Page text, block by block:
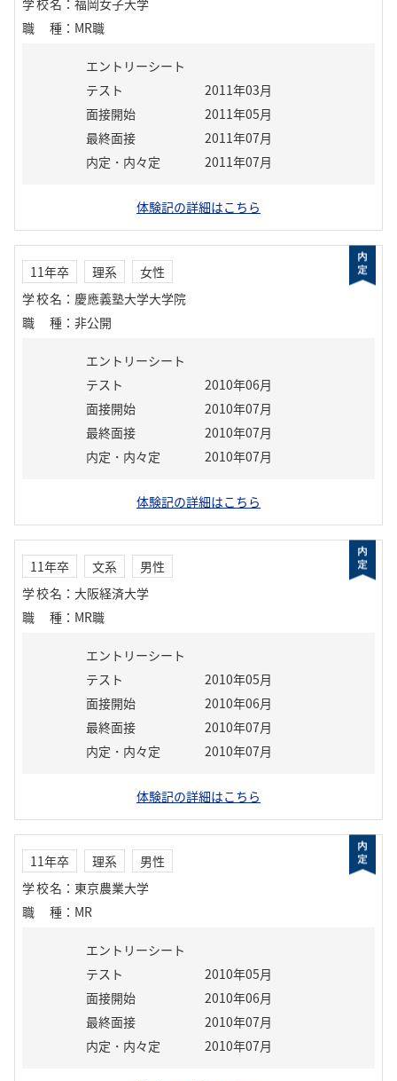
学校名 ： 福岡女子大学
職種 ： MR職
エントリーシート
テスト
2011年03月
面接開始
2011年05月
最終面接
2011年07月
内定・内々定
2011年07月
体験記の詳細はこちら
11年卒 理系
女性
学校名 ： 慶應義塾大学大学院
職種 ： 非公開
エントリーシート
テスト
2010年06月
面接開始
2010年07月
最終面接
2010年07月
内定・内々定
2010年07月
体験記の詳細はこちら
11年卒 文系
男性
学校名 ： 大阪経済大学
職種 ： MR職
エントリーシート
テスト
2010年05月
面接開始
2010年06月
最終面接
2010年07月
内定・内々定
2010年07月
体験記の詳細はこちら
11年卒 理系
男性
学校名 ： 東京農業大学
職種 ： MR
エントリーシート
テスト
2010年05月
面接開始
2010年06月
最終面接
2010年07月
内定・内々定
2010年07月